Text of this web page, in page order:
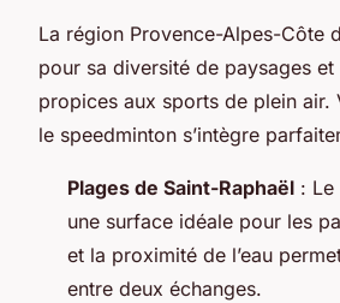
La région Provence-Alpes-Côte
pour sa diversité de paysages et
propices aux sports de plein air.
le speedminton s’intègre
Plages de Saint-Raphaël :
une surface idéale pour les
et la proximité de l’eau
entre deux échanges.